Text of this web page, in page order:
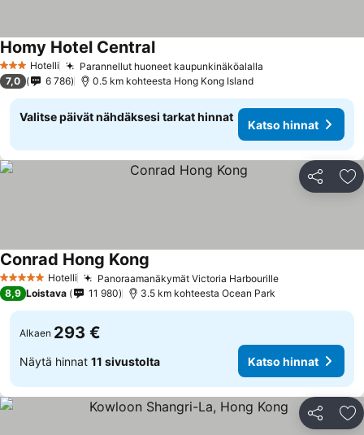
3 Tähtiluokitus
Hotelli Parannellut huoneet kaupunkinäköalalla
Homy Hotel Central
7,0 6 786 0.5 km kohteesta Hong Kong Island
Valitse päivät nähdäksesi tarkat hinnat
Katso hinnat
Jaa
5 Tähtiluokitus
Hotelli Panoraamanäkymät Victoria Harbourille
Conrad Hong Kong
8,9 Loistava 11 980 3.5 km kohteesta Ocean Park
Alkaen 293 €
Näytä hinnat 11 sivustolta Katso hinnat
Jaa